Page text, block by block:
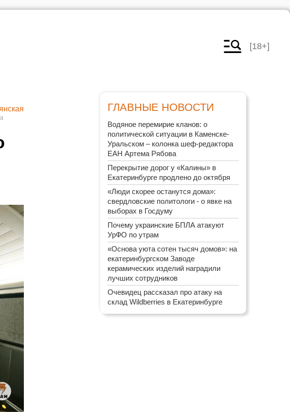
[18+]
ГЛАВНЫЕ НОВОСТИ
Водяное перемирие кланов: о
политической ситуации в Каменске-
Уральском – колонка шеф-редактора
ЕАН Артема Рябова
Перекрытие дорог у «Калины» в
Екатеринбурге продлено до октября
«Люди скорее останутся дома»:
свердловские политологи - о явке на
выборах в Госдуму
Почему украинские БПЛА атакуют
УрФО по утрам
«Основа уюта сотен тысяч домов»: на
екатеринбургском Заводе
керамических изделий наградили
лучших сотрудников
Очевидец рассказал про атаку на
склад Wildberries в Екатеринбурге